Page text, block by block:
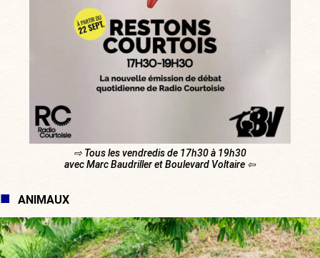
⇨ Tous les vendredis de 17h30 à 19h30
avec Marc Baudriller et Boulevard Voltaire ⇦
ANIMAUX